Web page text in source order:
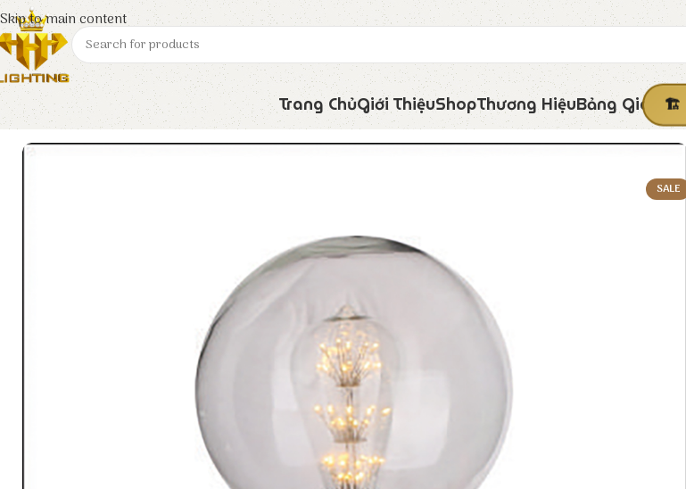
Skip to main content
Trang ChủGiới ThiệuShopThương HiệuBảng Giá
Trang chủ Euroto Đèn Trang Trí CTTT- ĐẾ TRỤ E27 – Ø130
SALE